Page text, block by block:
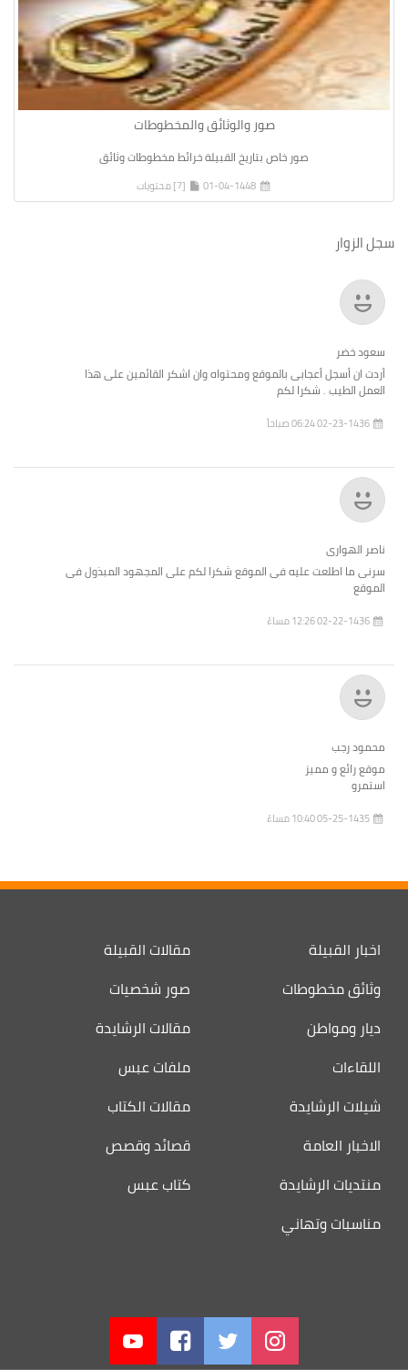
صور والوثائق والمخطوطات
صور خاص بتاريخ القبيلة خرائط مخطوطات وثائق
01-04-1448 [7] محتويات
سجل الزوار
سعود خضر
أردت ان أسجل أعجابى بالموقع ومحتواه وان اشكر القائمين على هذا
العمل الطيب . شكرا لكم
02-23-1436 06:24 صباحاً
ناصر الهوارى
سرنى ما اطلعت عليه فى الموقع شكرا لكم على المجهود المبذول فى
الموقع
02-22-1436 12:26 مساءً
محمود رجب
استمرو
05-25-1435 10:40 مساءً
اخبار القبيلة
مقالات القبيلة
وثائق مخطوطات
صور شخصيات
ديار ومواطن
مقالات الرشايدة
اللقاءات
ملفات عبس
شيلات الرشايدة
مقالات الكتاب
الاخبار العامة
قصائد وقصص
منتديات الرشايدة
كتاب عبس
مناسبات وتهاني